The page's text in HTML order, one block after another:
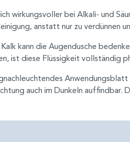
wirkungsvoller bei Alkali- und
anstatt nur zu verdünnen
kann die Augendusche
ist diese Flüssigkeit vollständig
auch im Dunkeln